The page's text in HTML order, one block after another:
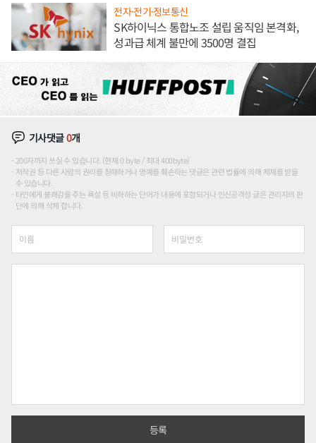
전자·전기·정보통신
SK하이닉스 통합노조 설립 움직임 본격화,
성과급 체계 불만에 3500명 결집
기사댓글0개
200자까지 쓰실 수 있습니다. (현재 0 byte / 최대 400byte)
저작권 등 다른 사람의 권리를 침해하거나 명예를 훼손하는 댓글은 관련 법률에 의해 제재를 받을
수 있습니다.
타인에게 불쾌감을 주는 욕설 등 비하하는 단어가 내용에 포함되거나 인신공격성 글은 관리자의 판
단에 의해 삭제 합니다.